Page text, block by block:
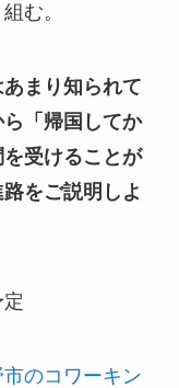
む。
まり知られて
「帰国してか
受けることが
をご説明しよ
市のコワーキン